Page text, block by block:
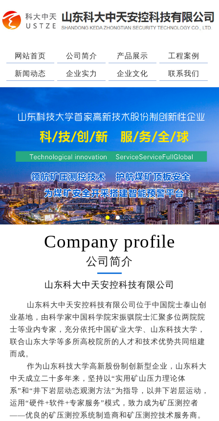
网站首页 公司简介 产品展示 工程案例
新闻动态 企业实力 企业文化 联系我们
Company profile
公司简介
山东科大中天安控科技有限公司
山东科大中天安控科技有限公司位于中国院士泰山创
业基地，由科学家中国科学院宋振骐院士汇聚多位两院院
士等业内专家，充分依托中国矿业大学、山东科技大学，
联合山东大学等多所高校院所的人才和技术优势共同组建
而成。
作为山东科技大学高新股份制创新型企业，山东科大
中天成立二十多年来，坚持以“实用矿山压力理论体
系”和“井下岩层动态观测方法”为指导，以井下岩层运动，
运用“硬件+软件+专家服务”模式，致力成为矿压测控者
——优良的矿压测控系统制造商和矿压测控技术服务商。